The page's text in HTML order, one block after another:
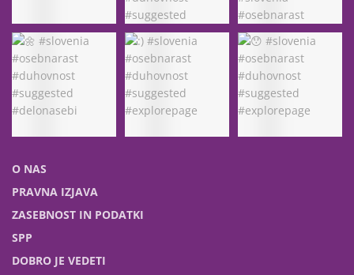
O NAS
PRAVNA IZJAVA
ZASEBNOST IN PODATKI
SPP
DOBRO JE VEDETI